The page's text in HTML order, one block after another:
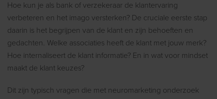
Hoe kun je als bank of verzekeraar de klantervaring
verbeteren en het imago versterken? De cruciale eerste stap
daarin is het begrijpen van de klant en zijn behoeften en
gedachten. Welke associaties heeft de klant met jouw merk?
Hoe internaliseert de klant informatie? En in wat voor mindset
maakt de klant keuzes?
Dit zijn typisch vragen die met neuromarketing onderzoek